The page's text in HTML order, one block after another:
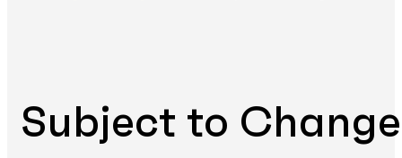
Subject to Change